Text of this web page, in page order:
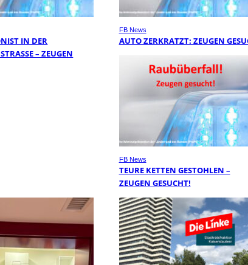
IN DER
– ZEUGEN G
FB News
AUTO ZERKRATZT: ZEUGEN
FB News
TEURE KETTEN GESTOHLEN –
ZEUGEN GESUCHT!